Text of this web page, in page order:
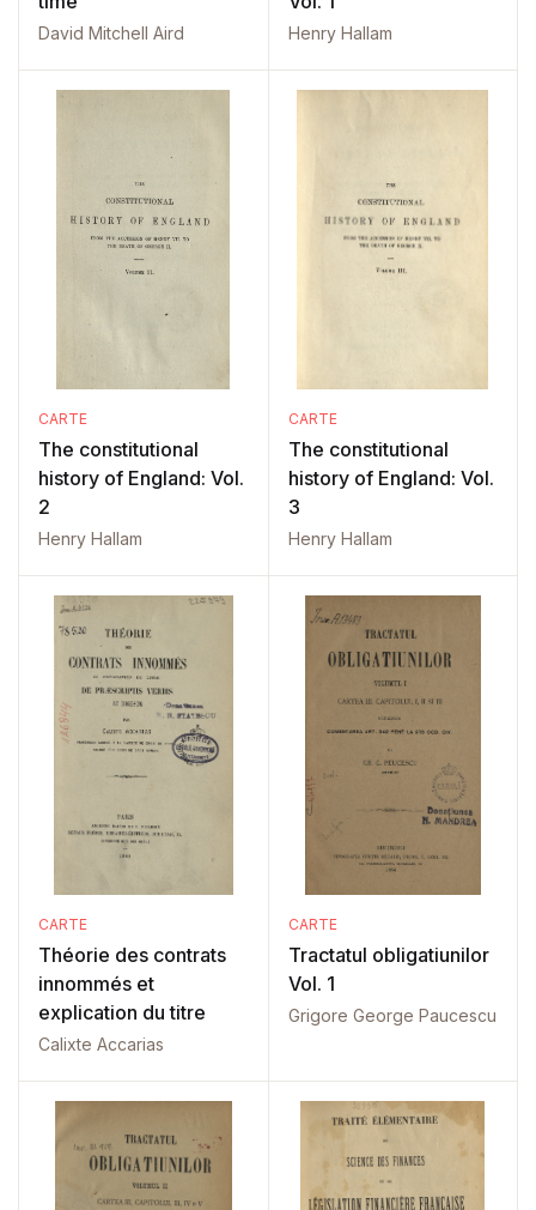
David Mitchell Aird Henry Hallam
CARTE
The constitutional
history of England: Vol.
2
Henry Hallam
CARTE
The constitutional
history of England: Vol.
3
Henry Hallam
CARTE
Théorie des contrats
innommés et
explication du titre
Calixte Accarias
CARTE
Tractatul obligatiunilor
Vol. 1
Grigore George Paucescu